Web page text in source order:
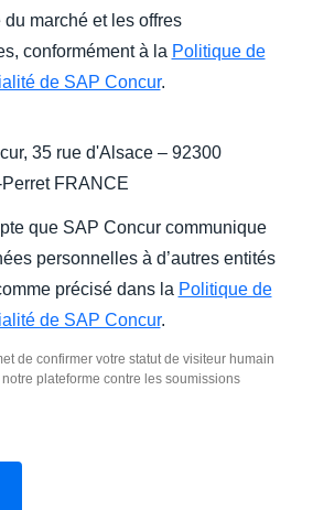
du marché et les offres
conformément à la Politique de
de SAP Concur.
35 rue d'Alsace – 92300
FRANCE
que SAP Concur communique
personnelles à d’autres entités
précisé dans la Politique de
de SAP Concur.
de confirmer votre statut de visiteur humain
plateforme contre les soumissions